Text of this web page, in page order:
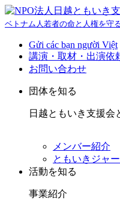
ベトナム人若者の命と人権を守
Gửi các bạn người Việt
講演・取材・出演依
お問い合わせ
団体を知る
日越ともいき支援会
メンバー紹介
ともいきジャ
活動を知る
事業紹介